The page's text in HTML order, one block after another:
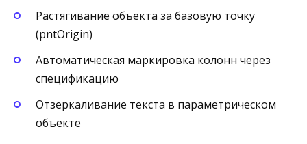
Растягивание объекта за базовую точку
(pntOrigin)
Автоматическая маркировка колонн через
спецификацию
Отзеркаливание текста в параметрическом
объекте